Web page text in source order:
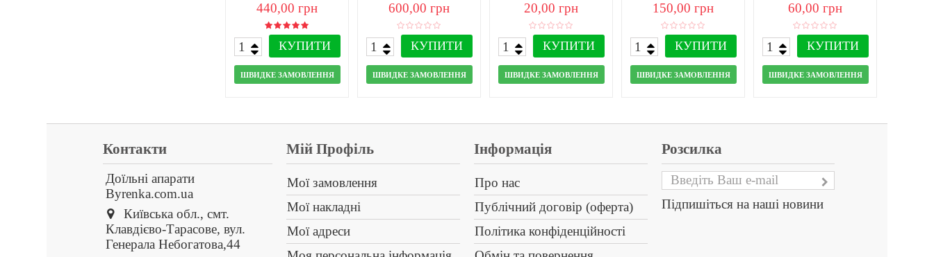
440,00 грн
КУПИТИ
ШВИДКЕ ЗАМОВЛЕННЯ
600,00 грн
КУПИТИ
ШВИДКЕ ЗАМОВЛЕННЯ
20,00 грн
КУПИТИ
ШВИДКЕ ЗАМОВЛЕННЯ
150,00 грн
КУПИТИ
ШВИДКЕ ЗАМОВЛЕННЯ
60,00 грн
КУПИТИ
ШВИДКЕ ЗАМОВЛЕННЯ
Контакти
Доїльні апарати
Byrenka.com.ua
Київська обл., смт.
Клавдієво-Тарасове, вул.
Генерала Небогатова,44
Мій Профіль
Мої замовлення
Мої накладні
Мої адреси
Інформація
Про нас
Публічний договір (оферта)
Політика конфіденційності
Розсилка
Підпишіться на наші новини